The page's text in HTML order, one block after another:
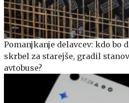
Pomanjkanje delavcev: kdo bo
skrbel za starejše, gradil
avtobuse?